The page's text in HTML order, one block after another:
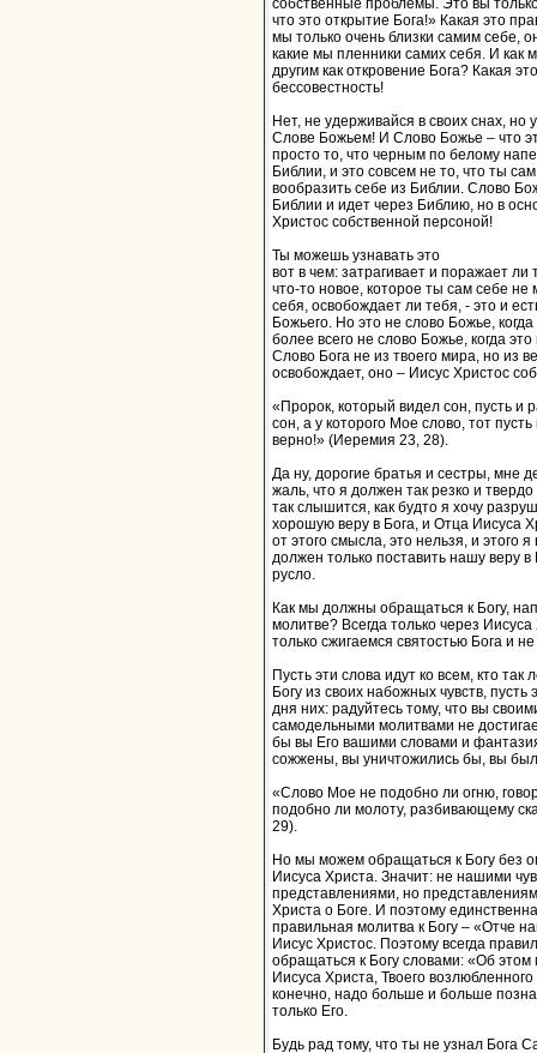
собственные проблемы. Это вы
что это открытие Бога!» Какая это
мы только очень близки самим себе,
какие мы пленники самих себя. И как
другим как откровение Бога? Какая
бессовестность!
Нет, не удерживайся в своих снах, но
Слове Божьем! И Слово Божье – что
просто то, что черным по белому
Библии, и это совсем не то, что ты
вообразить себе из Библии. Слово
Библии и идет через Библию, но в
Христос собственной персоной!
Ты можешь узнавать это
вот в чем: затрагивает и поражает ли
что-то новое, которое ты сам себе не
себя, освобождает ли тебя, - это и
Божьего. Но это не слово Божье,
более всего не слово Божье, когда
Слово Бога не из твоего мира, но из
освобождает, оно – Иисус Христос
«Пророк, который видел сон, пусть и
сон, а у которого Мое слово, тот
верно!» (Иеремия 23, 28).
Да ну, дорогие братья и сестры, мне
жаль, что я должен так резко и твердо
так слышится, как будто я хочу
хорошую веру в Бога, и Отца Иисуса
от этого смысла, это нельзя, и этого я
должен только поставить нашу веру в
русло.
Как мы должны обращаться к Богу,
молитве? Всегда только через
только сжигаемся святостью Бога и
Пусть эти слова идут ко всем, кто так
Богу из своих набожных чувств,
дня них: радуйтесь тому, что вы
самодельными молитвами не
бы вы Его вашими словами и
сожжены, вы уничтожились бы, вы
«Слово Мое не подобно ли огню,
подобно ли молоту, разбивающему
29).
Но мы можем обращаться к Богу без
Иисуса Христа. Значит: не нашими
представлениями, но
Христа о Боге. И поэтому
правильная молитва к Богу – «Отче
Иисус Христос. Поэтому всегда
обращаться к Богу словами: «Об
Иисуса Христа, Твоего
конечно, надо больше и больше
только Его.
Будь рад тому, что ты не узнал Бога